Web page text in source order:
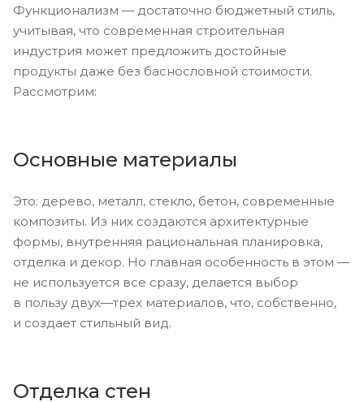
Функционализм — достаточно бюджетный стиль,
учитывая, что современная строительная
индустрия может предложить достойные
продукты даже без баснословной стоимости.
Рассмотрим:
Основные материалы
Это: дерево, металл, стекло, бетон, современные
композиты. Из них создаются архитектурные
формы, внутренняя рациональная планировка,
отделка и декор. Но главная особенность в этом —
не используется все сразу, делается выбор
в пользу двух—трех материалов, что, собственно,
и создает стильный вид.
Отделка стен